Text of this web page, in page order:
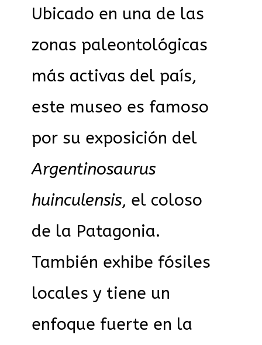
Ubicado en una de las
zonas paleontológicas
más activas del país,
este museo es famoso
por su exposición del
Argentinosaurus
huinculensis, el coloso
de la Patagonia.
También exhibe fósiles
locales y tiene un
enfoque fuerte en la